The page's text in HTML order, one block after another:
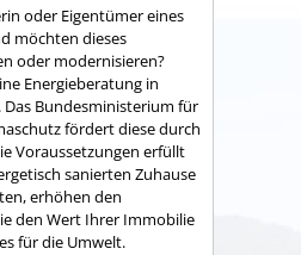
oder Eigentümer eines
möchten dieses
oder modernisieren?
Energieberatung in
Bundesministerium für
fördert diese durch
Voraussetzungen erfüllt
sanierten Zuhause
erhöhen den
den Wert Ihrer Immobilie
für die Umwelt.